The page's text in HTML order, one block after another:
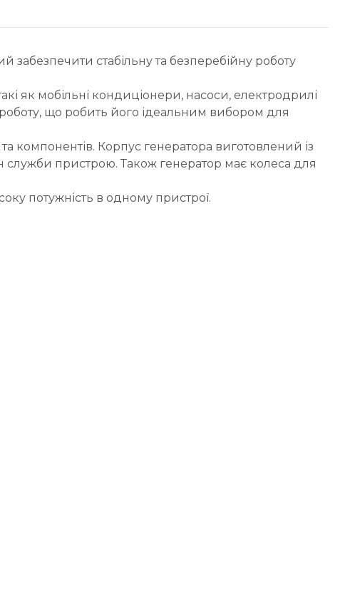
стабільну та безперебійну роботу
як мобільні кондиціонери, насоси, електродрилі
що робить його ідеальним вибором для
компонентів. Корпус генератора виготовлений із
служби пристрою. Також генератор має колеса для
потужність в одному пристрої.